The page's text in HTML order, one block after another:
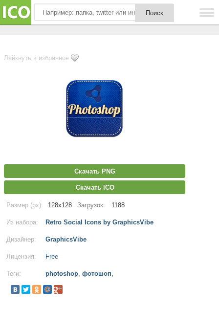
Лайкнуть в избранное
Скачать PNG
Скачать ICO
Размер (px): 128x128 Загрузок: 1188
Из набора: Retro Social Icons by GraphicsVibe
Дизайнер: GraphicsVibe
Лицензия: Free
Теги: photoshop, фотошоп,